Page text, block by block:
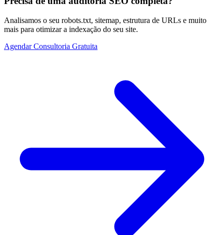
Analisamos o seu robots.txt, sitemap, estrutura de URLs e muito
mais para otimizar a indexação do seu site.
Agendar Consultoria Gratuita